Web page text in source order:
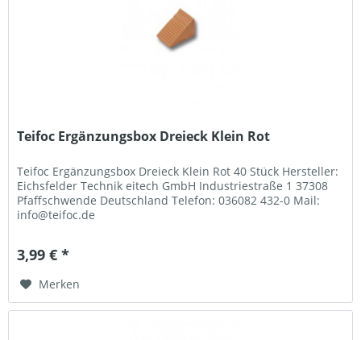
Teifoc Ergänzungsbox Dreieck Klein Rot
Teifoc Ergänzungsbox Dreieck Klein Rot 40 Stück Hersteller:
Eichsfelder Technik eitech GmbH Industriestraße 1 37308
Pfaffschwende Deutschland Telefon: 036082 432-0 Mail:
info@teifoc.de
3,99 € *
Merken